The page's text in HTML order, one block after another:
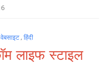
वेबसाइट,हिंदी
लाइफ स्टाइल